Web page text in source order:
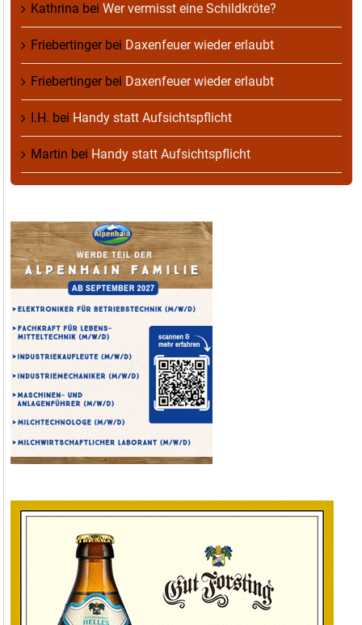
Kathrina bei Wer vermisst eine Schildkröte?
Friebertingerbei Daxenfeuer wieder erlaubt
Friebertingerbei Daxenfeuer wieder erlaubt
I.H. bei Handy statt Aufsichtspflicht
Martin bei Handy statt Aufsichtspflicht